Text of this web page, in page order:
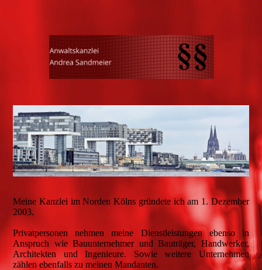
Meine Kanzlei im Norden Kölns gründete ich am 1. Dezember
2003.
Privatpersonen nehmen meine Dienstleistungen ebenso in
Anspruch wie Bauunternehmer und Bauträger, Handwerker,
Architekten und Ingenieure. Sowie weitere Unternehmen
zählen ebenfalls zu meinen Mandanten.